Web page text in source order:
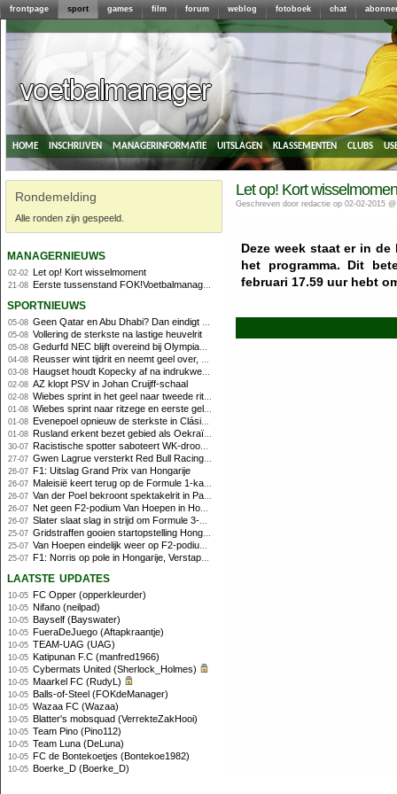
frontpage sport games film forum weblog fotoboek chat
home inschrijven managerinformatie uitslagen klassementen clubs
Rondemelding
Alle ronden zijn gespeeld.
managernieuws
02-02 Let op! Kort wisselmoment
21-08 Eerste tussenstand FOK!Voetbalmanager 2014/2015
sportnieuws
05-08 Geen Qatar en Abu Dhabi? Dan eindigt Formule 1-seizoen mogelijk in Europa
05-08 Vollering de sterkste na lastige heuvelrit
05-08 Gedurfd NEC blijft overeind bij Olympiakos
04-08 Reusser wint tijdrit en neemt geel over, Nooijen knap tweede
03-08 Haugset houdt Kopecky af na indrukwekkende solo van 86 kilometer
02-08 AZ klopt PSV in Johan Cruijff-schaal
02-08 Wiebes sprint in het geel naar tweede ritzege
01-08 Wiebes sprint naar ritzege en eerste gele trui in Tour Femmes
01-08 Evenepoel opnieuw de sterkste in Clásica San Sebastián
01-08 Rusland erkent bezet gebied als Oekraïens voor opheffing IOC-schorsing
30-07 Racistische spotter saboteert WK-droom van powerliftster
27-07 Gwen Lagrue versterkt Red Bull Racing vanaf 2027
26-07 F1: Uitslag Grand Prix van Hongarije
26-07 Maleisië keert terug op de Formule 1-kalender in 2026
26-07 Van der Poel bekroont spektakelrit in Parijs met nipte zege; eindzege Pogacar
26-07 Net geen F2-podium Van Hoepen in Hongarije, Leon maakt indruk
26-07 Slater slaat slag in strijd om Formule 3-kampioenschap op Hungaroring
25-07 Gridstraffen gooien startopstelling Hongaarse Grand Prix flink overhoop
25-07 Van Hoepen eindelijk weer op F2-podium, Mini wint sprintrace op Hungaroring
25-07 F1: Norris op pole in Hongarije, Verstappen zesde
laatste updates
10-05 FC Opper (opperkleurder)
10-05 Nifano (neilpad)
10-05 Bayself (Bayswater)
10-05 FueraDeJuego (Aftapkraantje)
10-05 TEAM-UAG (UAG)
10-05 Katipunan F.C (manfred1966)
10-05 Cybermats United (Sherlock_Holmes)
10-05 Maarkel FC (RudyL)
10-05 Balls-of-Steel (FOKdeManager)
10-05 Wazaa FC (Wazaa)
10-05 Blatter's mobsquad (VerrekteZakHooi)
10-05 Team Pino (Pino112)
10-05 Team Luna (DeLuna)
10-05 FC de Bontekoetjes (Bontekoe1982)
10-05 Boerke_D (Boerke_D)
Let op! Kort
Geschreven door redactie op 02-02-2015
Deze week staat er in
het programma. Dit
februari 17.59 uurhebt